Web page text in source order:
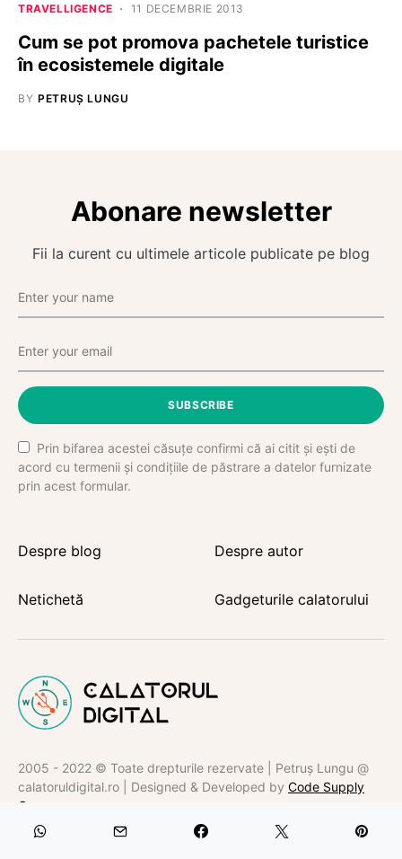
TRAVELLIGENCE 11 DECEMBRIE 2013
Cum se pot promova pachetele turistice
în ecosistemele digitale
BY PETRUȘ LUNGU
Abonare newsletter
Fii la curent cu ultimele articole publicate pe blog
SUBSCRIBE
Prin bifarea acestei căsuțe confirmi că ai citit și ești de
acord cu termenii și condițiile de păstrare a datelor furnizate
prin acest formular.
Despre blog Despre autor
Netichetă Gadgeturile calatorului
2005 - 2022 © Toate drepturile rezervate | Petruș Lungu @
calatoruldigital.ro | Designed & Developed by Code Supply
Co.